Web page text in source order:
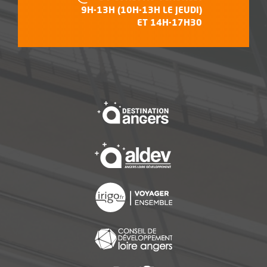
9H-13H (10H-13H LE JEUDI)
ET 14H-17H30